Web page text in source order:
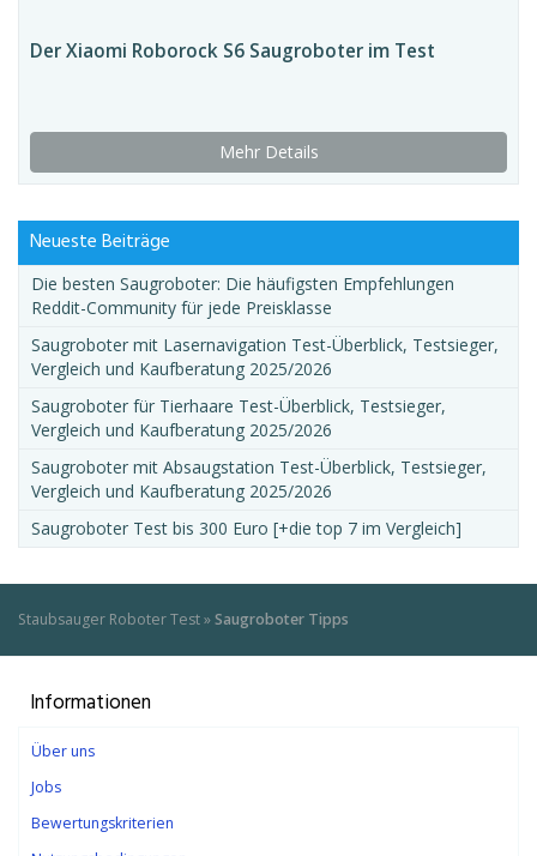
Der Xiaomi Roborock S6 Saugroboter im Test
Mehr Details
Neueste Beiträge
Die besten Saugroboter: Die häufigsten Empfehlungen
Reddit-Community für jede Preisklasse
Saugroboter mit Lasernavigation Test-Überblick, Testsieger,
Vergleich und Kaufberatung 2025/2026
Saugroboter für Tierhaare Test-Überblick, Testsieger,
Vergleich und Kaufberatung 2025/2026
Saugroboter mit Absaugstation Test-Überblick, Testsieger,
Vergleich und Kaufberatung 2025/2026
Saugroboter Test bis 300 Euro [+die top 7 im Vergleich]
Staubsauger Roboter Test»Saugroboter Tipps
Informationen
Über uns
Jobs
Bewertungskriterien